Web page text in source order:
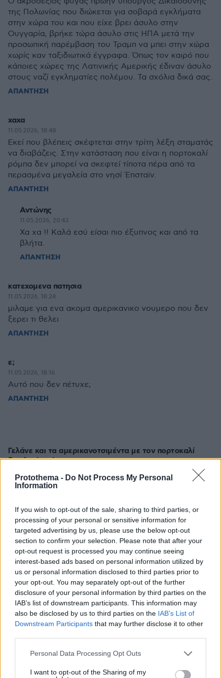
Protothema - Do Not Process My Personal
Information
If you wish to opt-out of the sale, sharing to third parties, or
processing of your personal or sensitive information for
targeted advertising by us, please use the below opt-out
section to confirm your selection. Please note that after your
opt-out request is processed you may continue seeing
interest-based ads based on personal information utilized by
us or personal information disclosed to third parties prior to
your opt-out. You may separately opt-out of the further
disclosure of your personal information by third parties on the
IAB’s list of downstream participants. This information may
also be disclosed by us to third parties on the IAB’s List of
Downstream Participants that may further disclose it to other
Please note that this website/app uses one or more Google
not limited to your visit or usage behaviour. You may click to
Personal Data Processing Opt Outs
I want to opt-out of the Sharing of my
της Πολωνίας που διώκεται για σοβαρά εγκλήματα
στην χώρα του και που είχε βρει άσυλο στην
Ουγγαρία, βρήκε τώρα άσυλο στις ΗΠΑ μετά την
προσωπική παρέμβαση του Τραμπ να μπει στην χώρα
χωρίς καν ταξιδιωτικά έγγραφα. Όπως τον καιρό που
κάποιες χώρες της Λατινικής Αμερικής έδιναν άσυλο
στους ναζί εγκληματίες πολέμου. Τα σχόλια δικά σας.
ΑΠΑΝΤΗΣΗ
χαχα
11.05.2026, 18:48
Εκεί που βλέπεις σκέφτεται στην τρίτη λέξη σταματάς
να διαβάζεις. Στην κατάσταση που είναι η πορτοκαλί
ρόμπα δεν μπορεί να σκεφτεί τίποτα πέρα από τα
περασμένα μεγαλεία στο νησί Έπσταϊν.
ΑΠΑΝΤΗΣΗ
Αντώνης
11.05.2026, 20:43
Χα χα !! Καλά εσύ είσαι πιο έξυπνος και από τα
βλήτα.
ΑΠΑΝΤΗΣΗ
κατεχομενα πατησια
11.05.2026, 18:24
μιλαμε για ενα ακομα αμερικανικο νουμερο που δεν
ξερει τι θελει
ΑΠΑΝΤΗΣΗ
ε;
11.05.2026, 18:16
Αυτό που δεν πέτυχε;
ΑΠΑΝΤΗΣΗ
Γελάνε και τα αμερικανοτσιμέντα με τον πορτοκαλί
διπολικό μπάρμπα
Ναι αλλά ο Πούτιν φαίνεται καταβεβλεμήνος, δε
ΑΠΑΝΤΗΣΗ
ΠΡΟΣΘΗΚΗ ΣΧΟΛΙΟΥ
ΌΝΟΜΑ *
EMAIL